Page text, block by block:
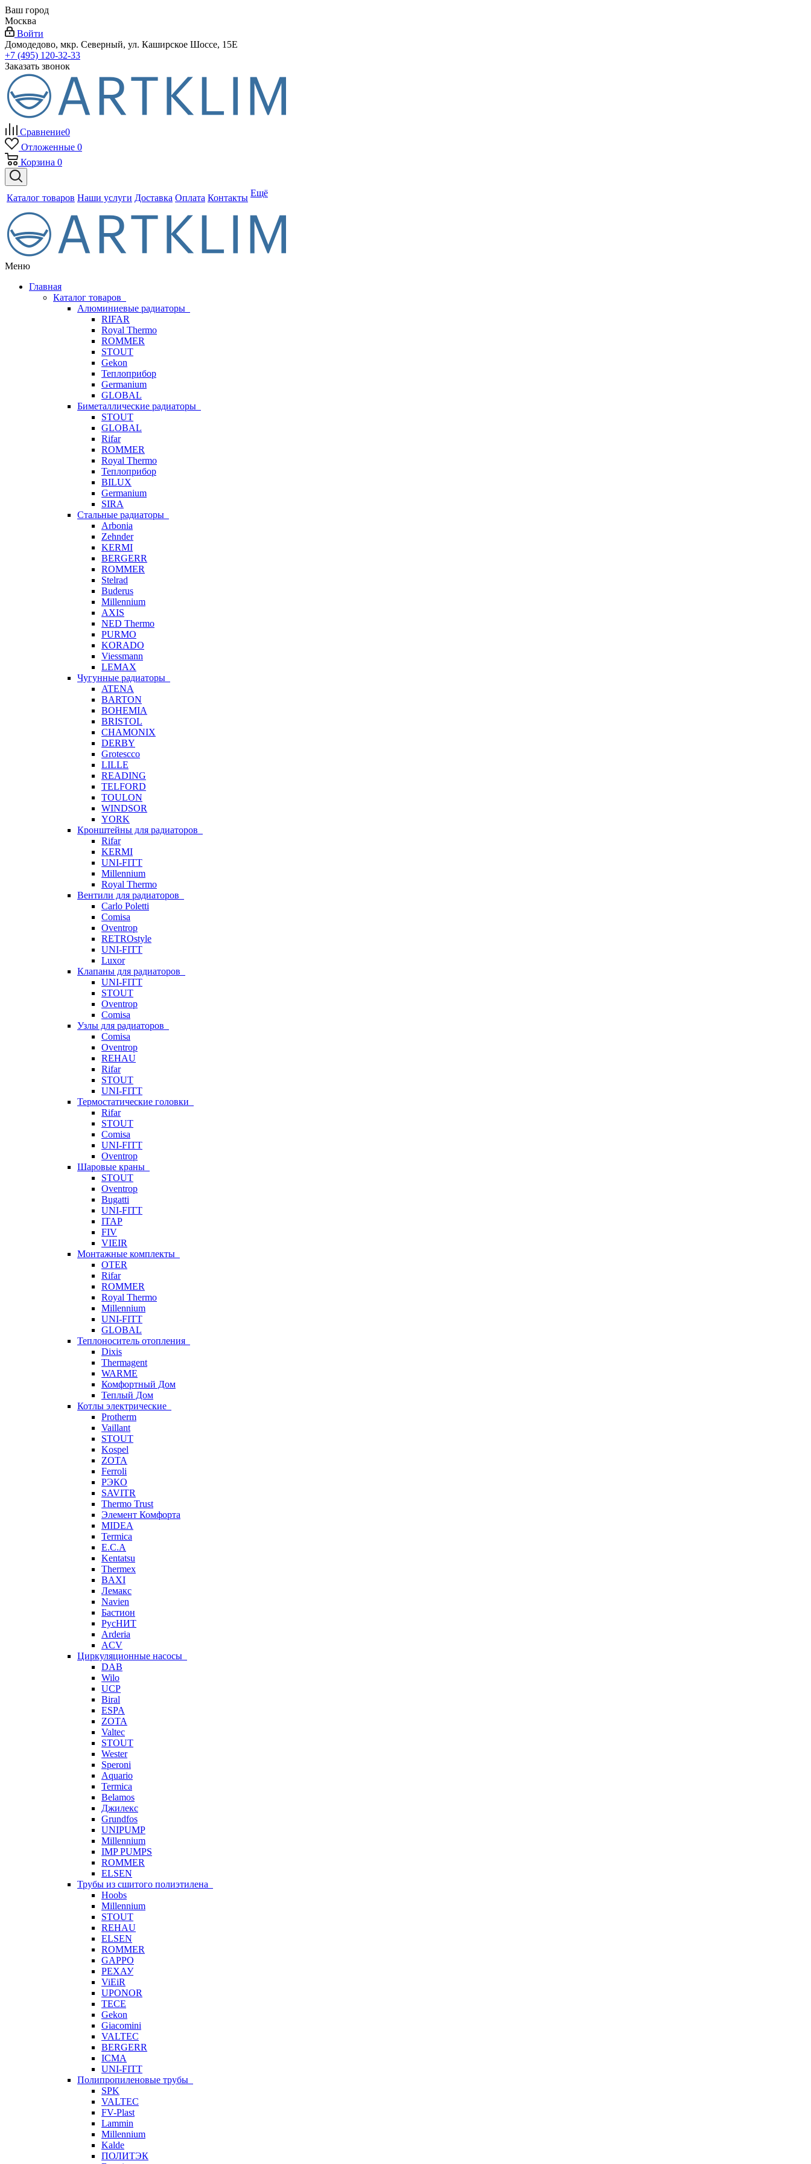
Ваш город
Москва
Войти
Домодедово, мкр. Северный, ул. Каширское Шоссе, 15Е
+7 (495) 120-32-33
Заказать звонок
Сравнение0
Отложенные 0
Корзина 0
Каталог товаров Наши услуги Доставка Оплата Контакты Ещё
Меню
Главная
Каталог товаров
Алюминиевые радиаторы
RIFAR
Royal Thermo
ROMMER
STOUT
Gekon
Теплоприбор
Germanium
GLOBAL
Биметаллические радиаторы
STOUT
GLOBAL
Rifar
ROMMER
Royal Thermo
Теплоприбор
BILUX
Germanium
SIRA
Стальные радиаторы
Arbonia
Zehnder
KERMI
BERGERR
ROMMER
Stelrad
Buderus
Millennium
AXIS
NED Thermo
PURMO
KORADO
Viessmann
LEMAX
Чугунные радиаторы
ATENA
BARTON
BOHEMIA
BRISTOL
CHAMONIX
DERBY
Grotescco
LILLE
READING
TELFORD
TOULON
WINDSOR
YORK
Кронштейны для радиаторов
Rifar
KERMI
UNI-FITT
Millennium
Royal Thermo
Вентили для радиаторов
Carlo Poletti
Comisa
Oventrop
RETROstyle
UNI-FITT
Luxor
Клапаны для радиаторов
UNI-FITT
STOUT
Oventrop
Comisa
Узлы для радиаторов
Comisa
Oventrop
REHAU
Rifar
STOUT
UNI-FITT
Термостатические головки
Rifar
STOUT
Comisa
UNI-FITT
Oventrop
Шаровые краны
STOUT
Oventrop
Bugatti
UNI-FITT
ITAP
FIV
VIEIR
Монтажные комплекты
OTER
Rifar
ROMMER
Royal Thermo
Millennium
UNI-FITT
GLOBAL
Теплоноситель отопления
Dixis
Thermagent
WARME
Комфортный Дом
Теплый Дом
Котлы электрические
Protherm
Vaillant
STOUT
Kospel
ZOTA
Ferroli
РЭКО
SAVITR
Thermo Trust
Элемент Комфорта
MIDEA
Termica
E.C.A
Kentatsu
Thermex
BAXI
Лемакс
Navien
Бастион
РусНИТ
Arderia
ACV
Циркуляционные насосы
DAB
Wilo
UCP
Biral
ESPA
ZOTA
Valtec
STOUT
Wester
Speroni
Aquario
Termica
Belamos
Джилекс
Grundfos
UNIPUMP
Millennium
IMP PUMPS
ROMMER
ELSEN
Трубы из сшитого полиэтилена
Hoobs
Millennium
STOUT
REHAU
ELSEN
ROMMER
GAPPO
РЕХАУ
ViEiR
UPONOR
TECE
Gekon
Giacomini
VALTEC
BERGERR
ICMA
UNI-FITT
Полипропиленовые трубы
SPK
VALTEC
FV-Plast
Lammin
Millennium
Kalde
ПОЛИТЭК